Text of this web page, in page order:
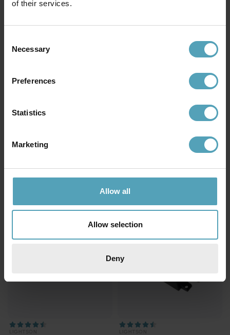
of their services.
Selection
Necessary
Preferences
Statistics
Marketing
Allow all
Allow selection
Deny
67 kr
KAMPANJ